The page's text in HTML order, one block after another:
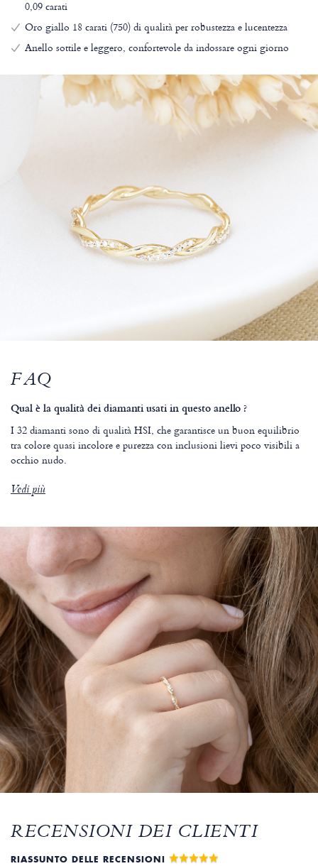
0,09 carati
Oro giallo 18 carati (750) di qualità per robustezza e lucentezza
Anello sottile e leggero, confortevole da indossare ogni giorno
FAQ
Qual è la qualità dei diamanti usati in questo anello ?
I 32 diamanti sono di qualità HSI, che garantisce un buon equilibrio
tra colore quasi incolore e purezza con inclusioni lievi poco visibili a
occhio nudo.
Vedi più
RECENSIONI DEI CLIENTI
RIASSUNTO DELLE RECENSIONI